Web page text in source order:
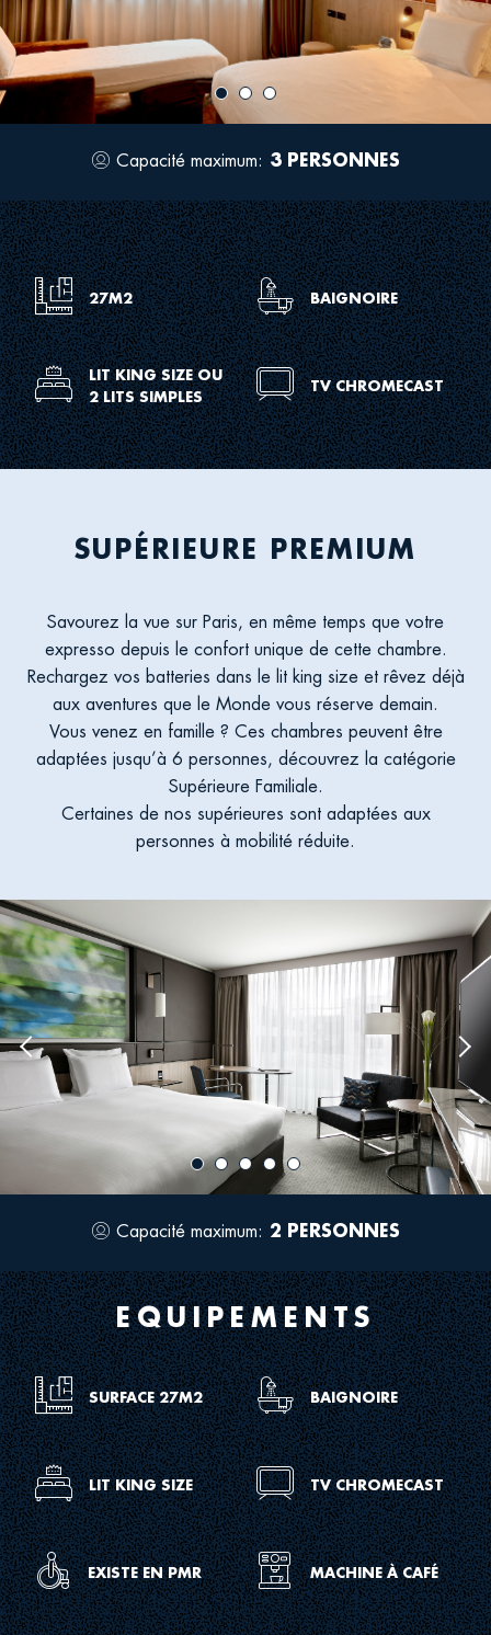
image
for
occupancy
Capacité maximum: 3 PERSONNES
Icon
for
meeting
dimens
27M2
Icon
for
bathroom
tub
sh
BAIGNOIRE
Icon
for
room
king
LIT KING SIZE OU
2 LITS SIMPLES
Icon
for
room
tv
TV CHROMECAST
SUPÉRIEURE PREMIUM
Savourez la vue sur Paris, en même temps que votre
expresso depuis le confort unique de cette chambre.
Rechargez vos batteries dans le lit king size et rêvez déjà
aux aventures que le Monde vous réserve demain.
Vous venez en famille ? Ces chambres peuvent être
adaptées jusqu’à 6 personnes, découvrez la catégorie
Supérieure Familiale.
Certaines de nos supérieures sont adaptées aux
personnes à mobilité réduite.
Previous
image
for
occupancy
Capacité maximum: 2 PERSONNES
EQUIPEMENTS
Icon
for
meeting
dimens
SURFACE 27M2
Icon
for
bathroom
tub
sh
BAIGNOIRE
Icon
for
room
king
size
LIT KING SIZE
Icon
for
room
tv
TV CHROMECAST
Icon
for
service
EXISTE EN PMR
Icon
for
room
MACHINE À CAFÉ